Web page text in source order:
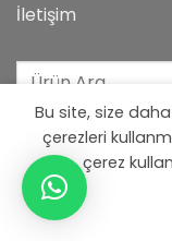
İletişim
Ara:
Tüm Hakları
Bu site, size
çerezleri
çerez